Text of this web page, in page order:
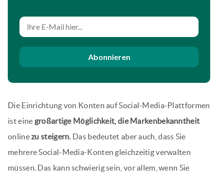
Abonnieren
Die Einrichtung von Konten auf Social-Media-Plattformen
ist eine großartige Möglichkeit, die Markenbekanntheit
onlinezu steigern. Das bedeutet aber auch, dass Sie
mehrere Social-Media-Konten gleichzeitig verwalten
müssen. Das kann schwierig sein, vor allem, wenn Sie